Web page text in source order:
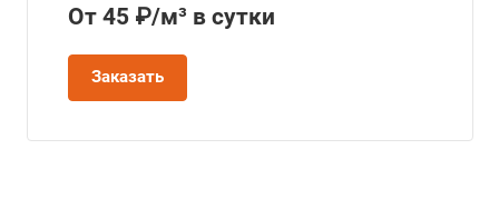
От 45 ₽/м³ в сутки
Заказать